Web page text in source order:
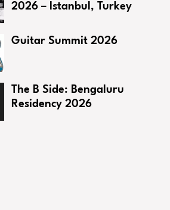
2026 – Istanbul, Turkey
Guitar Summit 2026
The B Side: Bengaluru
Residency 2026